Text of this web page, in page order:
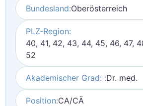
Bundesland:Oberösterreich
PLZ-Region:
40, 41, 42, 43, 44, 45, 46, 47,
52
Akademischer Grad: :Dr. med.
Position:CA/CÄ